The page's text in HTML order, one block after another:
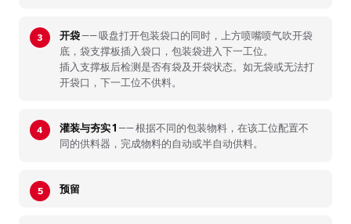
开袋—— 吸盘打开包装袋口的同时，上方喷嘴喷气吹开袋
底，袋支撑板插入袋口，包装袋进入下一工位。
插入支撑板后检测是否有袋及开袋状态。如无袋或无法打
开袋口，下一工位不供料。
灌装与夯实 1—— 根据不同的包装物料，在该工位配置不
同的供料器，完成物料的自动或半自动供料。
预留